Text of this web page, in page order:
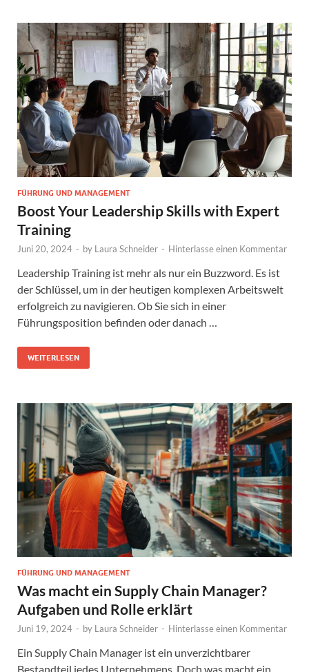
FÜHRUNG UND MANAGEMENT
Boost Your Leadership Skills with Expert
Training
Juni 20, 2024 - by Laura Schneider - Hinterlasse einen Kommentar
Leadership Training ist mehr als nur ein Buzzword. Es ist
der Schlüssel, um in der heutigen komplexen Arbeitswelt
erfolgreich zu navigieren. Ob Sie sich in einer
Führungsposition befinden oder danach …
WEITERLESEN
FÜHRUNG UND MANAGEMENT
Was macht ein Supply Chain Manager?
Aufgaben und Rolle erklärt
Juni 19, 2024 - by Laura Schneider - Hinterlasse einen Kommentar
Ein Supply Chain Manager ist ein unverzichtbarer
Bestandteil jedes Unternehmens. Doch was macht ein